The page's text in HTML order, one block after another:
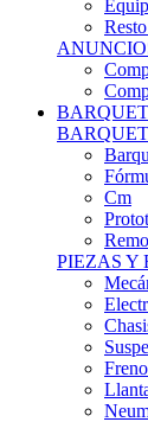
Cm
PIEZAS Y